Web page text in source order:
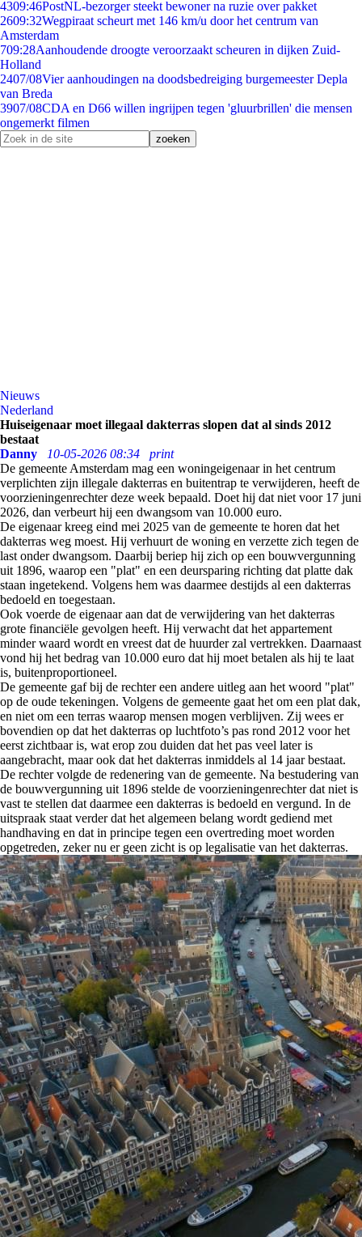
4309:46PostNL-bezorger steekt bewoner na ruzie over pakket
2609:32Wegpiraat scheurt met 146 km/u door het centrum van
Amsterdam
709:28Aanhoudende droogte veroorzaakt scheuren in dijken Zuid-
Holland
2407/08Vier aanhoudingen na doodsbedreiging burgemeester Depla
van Breda
3907/08CDA en D66 willen ingrijpen tegen 'gluurbrillen' die mensen
ongemerkt filmen
Nieuws
Nederland
Huiseigenaar moet illegaal dakterras slopen dat al sinds 2012
bestaat
Danny
10-05-2026 08:34
print
De gemeente Amsterdam mag een woningeigenaar in het centrum
verplichten zijn illegale dakterras en buitentrap te verwijderen, heeft de
voorzieningenrechter deze week bepaald. Doet hij dat niet voor 17 juni
2026, dan verbeurt hij een dwangsom van 10.000 euro.
De eigenaar kreeg eind mei 2025 van de gemeente te horen dat het
dakterras weg moest. Hij verhuurt de woning en verzette zich tegen de
last onder dwangsom. Daarbij beriep hij zich op een bouwvergunning
uit 1896, waarop een "plat" en een deursparing richting dat platte dak
staan ingetekend. Volgens hem was daarmee destijds al een dakterras
bedoeld en toegestaan.
Ook voerde de eigenaar aan dat de verwijdering van het dakterras
grote financiële gevolgen heeft. Hij verwacht dat het appartement
minder waard wordt en vreest dat de huurder zal vertrekken. Daarnaast
vond hij het bedrag van 10.000 euro dat hij moet betalen als hij te laat
is, buitenproportioneel.
De gemeente gaf bij de rechter een andere uitleg aan het woord "plat"
op de oude tekeningen. Volgens de gemeente gaat het om een plat dak,
en niet om een terras waarop mensen mogen verblijven. Zij wees er
bovendien op dat het dakterras op luchtfoto’s pas rond 2012 voor het
eerst zichtbaar is, wat erop zou duiden dat het pas veel later is
aangebracht, maar ook dat het dakterras inmiddels al 14 jaar bestaat.
De rechter volgde de redenering van de gemeente. Na bestudering van
de bouwvergunning uit 1896 stelde de voorzieningenrechter dat niet is
vast te stellen dat daarmee een dakterras is bedoeld en vergund. In de
uitspraak staat verder dat het algemeen belang wordt gediend met
handhaving en dat in principe tegen een overtreding moet worden
opgetreden, zeker nu er geen zicht is op legalisatie van het dakterras.